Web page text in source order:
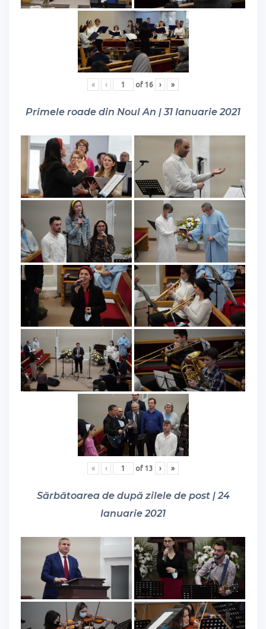
« ‹ of 16 › »
Primele roade din Noul An | 31 Ianuarie 2021
« ‹ of 13 › »
Sărbătoarea de după zilele de post | 24
Ianuarie 2021